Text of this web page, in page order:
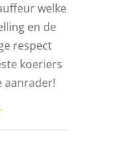
welke
en de
respect
koeriers
aanrader!